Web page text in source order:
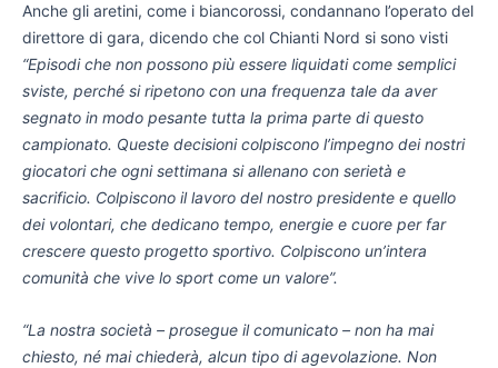
Anche gli aretini, come i biancorossi, condannano l’operato del
direttore di gara, dicendo che col Chianti Nord si sono visti
“Episodi che non possono più essere liquidati come semplici
sviste, perché si ripetono con una frequenza tale da aver
segnato in modo pesante tutta la prima parte di questo
campionato. Queste decisioni colpiscono l’impegno dei nostri
giocatori che ogni settimana si allenano con serietà e
sacrificio. Colpiscono il lavoro del nostro presidente e quello
dei volontari, che dedicano tempo, energie e cuore per far
crescere questo progetto sportivo. Colpiscono un’intera
comunità che vive lo sport come un valore”.
“La nostra società – prosegue il comunicato – non ha mai
chiesto, né mai chiederà, alcun tipo di agevolazione. Non